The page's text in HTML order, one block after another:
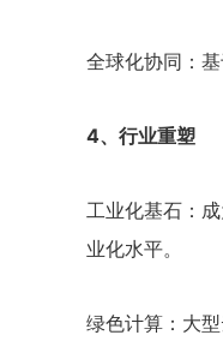
全球化协同：
4、行业重塑
工业化基石：
业化水平。
绿色计算：大